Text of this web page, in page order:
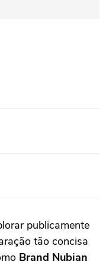
publicamente
tão concisa
Brand Nubian